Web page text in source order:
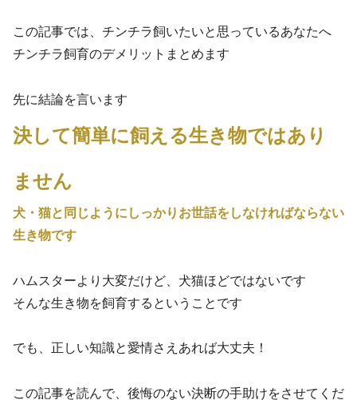
この記事では、チンチラ飼いたいと思っているあなたへ
チンチラ飼育のデメリットまとめます
先に結論を言います
決して簡単に飼える生き物ではあり
ません
犬・猫と同じようにしっかりお世話をしなければならない
生き物です
ハムスターより大変だけど、犬猫ほどではないです
そんな生き物を飼育するということです
でも、正しい知識と愛情さえあれば大丈夫！
この記事を読んで、後悔のない決断の手助けをさせてくだ